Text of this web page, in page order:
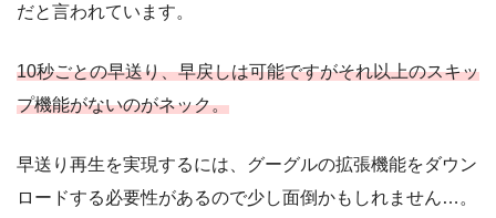
だと言われています。
10秒ごとの早送り、早戻しは可能ですがそれ以上のスキッ
プ機能がないのがネック。
早送り再生を実現するには、グーグルの拡張機能をダウン
ロードする必要性があるので少し面倒かもしれません…。